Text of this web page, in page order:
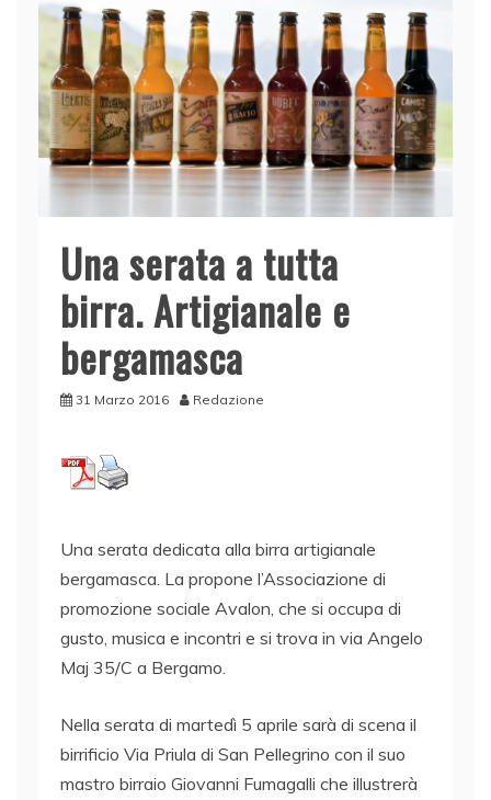
Una serata a tutta
birra. Artigianale e
bergamasca
31 Marzo 2016 Redazione
Una serata dedicata alla birra artigianale
bergamasca. La propone l’Associazione di
promozione sociale Avalon, che si occupa di
gusto, musica e incontri e si trova in via Angelo
Maj 35/C a Bergamo.
Nella serata di martedì 5 aprile sarà di scena il
birrificio Via Priula di San Pellegrino con il suo
mastro birraio Giovanni Fumagalli che illustrerà